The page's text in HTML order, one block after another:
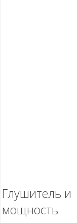
Глушитель и
мощность